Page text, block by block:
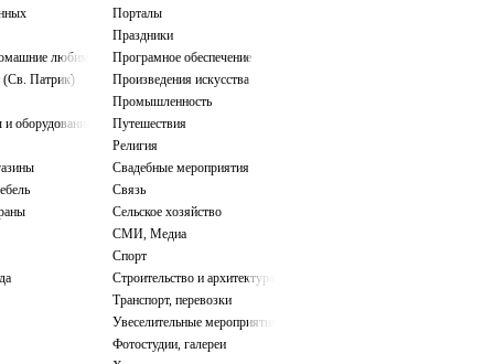
любимцы
(Св. Патрик)
оборудование
Порталы
Праздники
Програмное обеспечение
Произведения искусства
Промышленность
Путешествия
Религия
Свадебные мероприятия
Связь
Сельское хозяйство
СМИ, Медиа
Спорт
Строительство и архитектура
Транспорт, перевозки
Увеселительные мероприятия
Фотостудии, галереи